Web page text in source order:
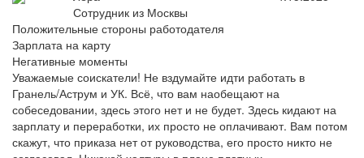
Сотрудник из Москвы
Положительные стороны работодателя
Зарплата на карту
Негативные моменты
Уважаемые соискатели! Не вздумайте идти работать в
Гранель/Аструм и УК. Всё, что вам наобещают на
собеседовании, здесь этого нет и не будет. Здесь кидают на
зарплату и переработки, их просто не оплачивают. Вам потом
скажут, что приказа нет от руководства, его просто никто не